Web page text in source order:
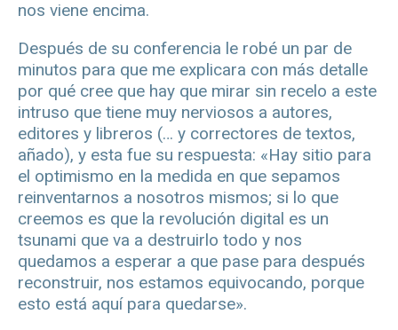
nos viene encima.
Después de su conferencia le robé un par de
minutos para que me explicara con más detalle
por qué cree que hay que mirar sin recelo a este
intruso que tiene muy nerviosos a autores,
editores y libreros (… y correctores de textos,
añado), y esta fue su respuesta: «Hay sitio para
el optimismo en la medida en que sepamos
reinventarnos a nosotros mismos; si lo que
creemos es que la revolución digital es un
tsunami que va a destruirlo todo y nos
quedamos a esperar a que pase para después
reconstruir, nos estamos equivocando, porque
esto está aquí para quedarse».